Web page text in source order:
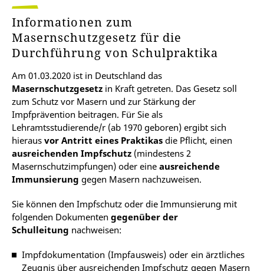
Informationen zum
Masernschutzgesetz für die
Durchführung von Schulpraktika
Am 01.03.2020 ist in Deutschland das
Masernschutzgesetz in Kraft getreten. Das Gesetz soll
zum Schutz vor Masern und zur Stärkung der
Impfprävention beitragen. Für Sie als
Lehramtsstudierende/r (ab 1970 geboren) ergibt sich
hieraus vor Antritt eines Praktikas die Pflicht, einen
ausreichenden Impfschutz (mindestens 2
Masernschutzimpfungen) oder eine ausreichende
Immunsierung gegen Masern nachzuweisen.
Sie können den Impfschutz oder die Immunsierung mit
folgenden Dokumenten gegenüber der
Schulleitung nachweisen:
Impfdokumentation (Impfausweis) oder ein ärztliches
Zeugnis über ausreichenden Impfschutz gegen Masern